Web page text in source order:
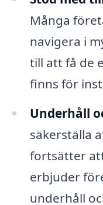
Många
navigera i
till att få de
finns för
Underhåll
säkerställa
fortsätter
erbjuder
underhåll